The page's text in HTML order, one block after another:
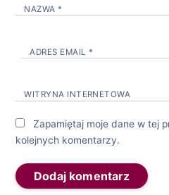
NAZWA *
ADRES EMAIL *
WITRYNA INTERNETOWA
Zapamiętaj moje dane w tej
kolejnych komentarzy.